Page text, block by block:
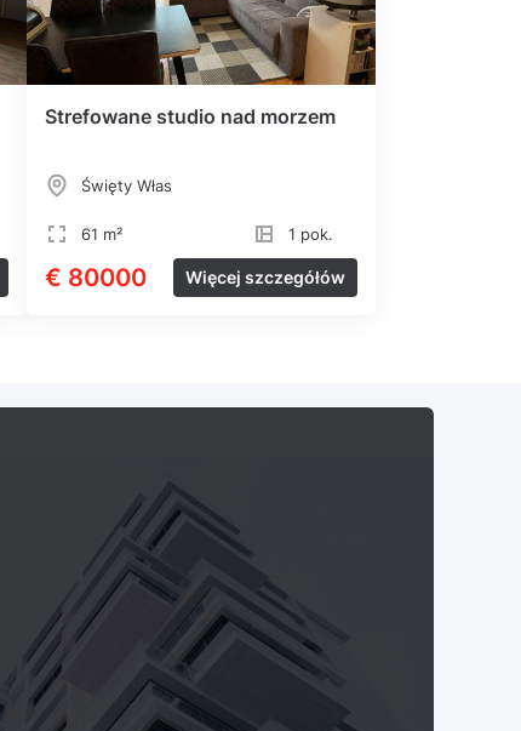
Strefowane studio nad morzem
Święty Włas
61 m² 1 pok.
€ 80000 Więcej szczegółów